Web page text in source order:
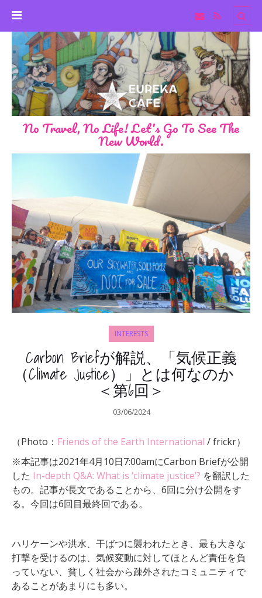
No Travel, No Life! Let's Go To See The
New World.
INTERESTS
Carbon Briefが解説、「気候正義
（Climate Justice）」とは何なのか
＜第6回＞
03/06/2024
（Photo： Friends of the Earth International / frickr）
※本記事は2021年4月10日7:00amにCarbon Briefが公開
した In-depth Q&A: What is ‘climate justice’? を翻訳した
もの。記事が長文であることから、6回に分け公開をす
る。今回は6回目最終回である。
ハリケーンや洪水、干ばつに襲われたとき、最も大きな
打撃を受けるのは、気候変動に対してほとんど責任を負
っていない、貧しく社会から疎外されたコミュニティで
あることがあまりにも多い。